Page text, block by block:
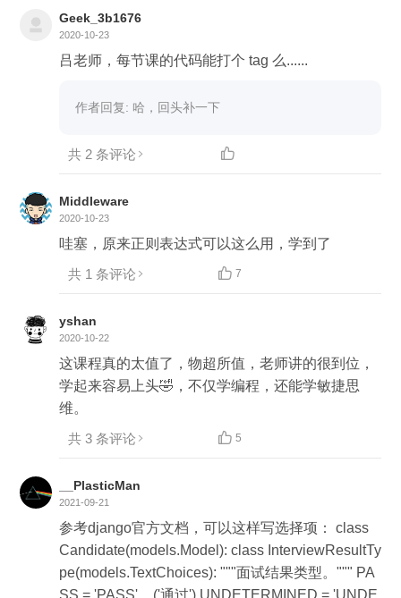
Geek_3b1676
2020-10-23
吕老师，每节课的代码能打个 tag 么......
作者回复: 哈，回头补一下
共 2 条评论 
Middleware
2020-10-23
哇塞，原来正则表达式可以这么用，学到了
共 1 条评论
 7
yshan
2020-10-22
这课程真的太值了，物超所值，老师讲的很到位，
学起来容易上头🤣，不仅学编程，还能学敏捷思
维。
共 3 条评论
 5
__PlasticMan
2021-09-21
参考django官方文档，可以这样写选择项： class
Candidate(models.Model): class InterviewResultTy
pe(models.TextChoices): """面试结果类型。""" PA
SS = 'PASS', _('通过') UNDETERMINED = 'UNDE